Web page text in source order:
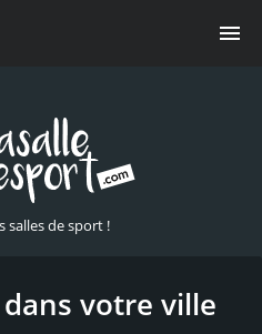
salles de sport !
votre ville